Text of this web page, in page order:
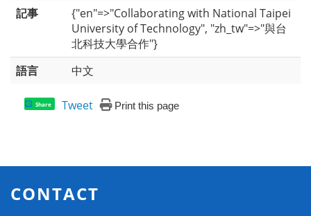
記事
{"en"=>"Collaborating with National Taipei
University of Technology", "zh_tw"=>"與台
北科技大學合作"}
語言
中文
Share Tweet Print this page
CONTACT